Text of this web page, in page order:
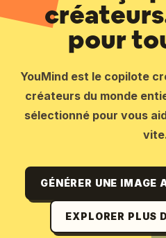
pour
YouMind est le copilote
créateurs du monde
sélectionné pour vous
GÉNÉRER UNE IMAGE
EXPLORER PLUS